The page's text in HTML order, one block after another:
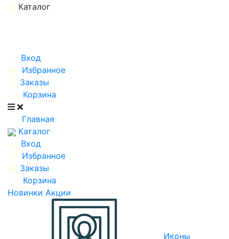
Каталог
Вход
Избранное
Заказы
Корзина
Главная
Каталог
Вход
Избранное
Заказы
Корзина
Новинки Акции
Иконы